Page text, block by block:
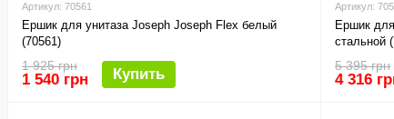
Артикул: 70561
Ершик для унитаза Joseph Joseph Flex белый
(70561)
1 925 грн
1 540 грн Купить
Артикул:
Ершик
стальной
5 395 грн
4 316